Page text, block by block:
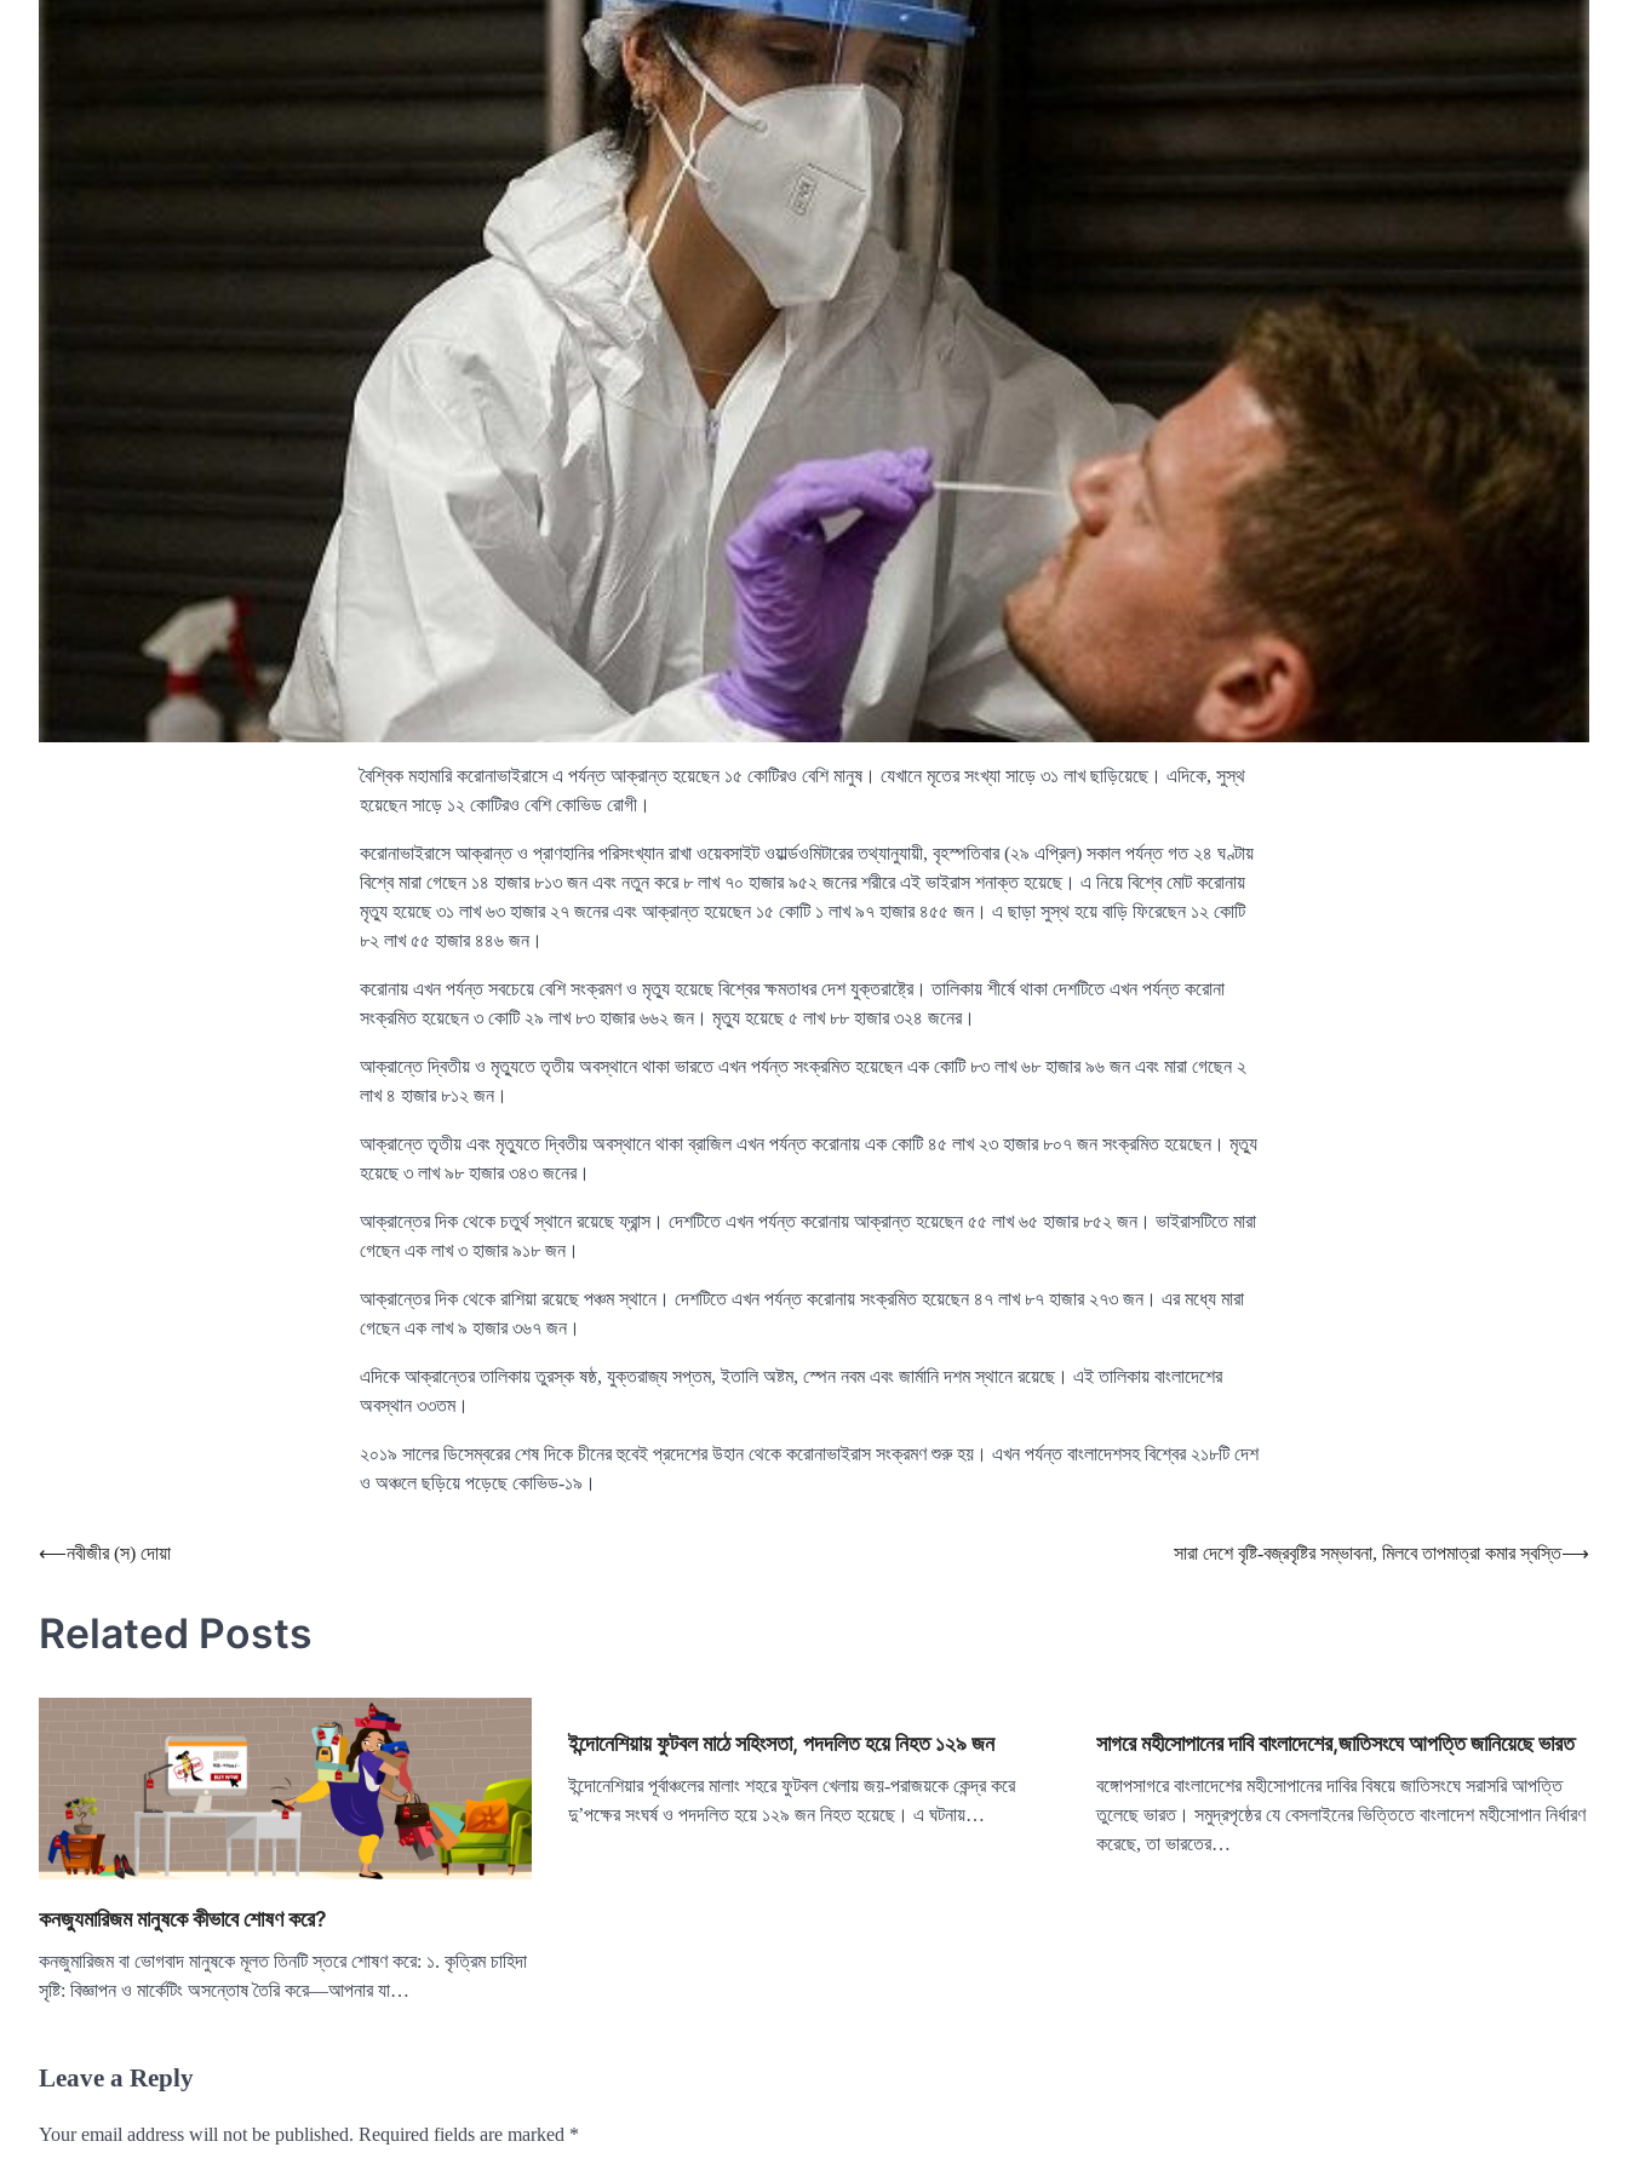
বৈশ্বিক মহামারি করোনাভাইরাসে এ পর্যন্ত আক্রান্ত হয়েছেন ১৫ কোটিরও বেশি মানুষ। যেখানে মৃতের সংখ্যা সাড়ে ৩১ লাখ ছাড়িয়েছে। এদিকে, সুস্থ
হয়েছেন সাড়ে ১২ কোটিরও বেশি কোভিড রোগী।
করোনাভাইরাসে আক্রান্ত ও প্রাণহানির পরিসংখ্যান রাখা ওয়েবসাইট ওয়ার্ল্ডওমিটারের তথ্যানুযায়ী, বৃহস্পতিবার (২৯ এপ্রিল) সকাল পর্যন্ত গত ২৪ ঘণ্টায়
বিশ্বে মারা গেছেন ১৪ হাজার ৮১৩ জন এবং নতুন করে ৮ লাখ ৭০ হাজার ৯৫২ জনের শরীরে এই ভাইরাস শনাক্ত হয়েছে। এ নিয়ে বিশ্বে মোট করোনায়
মৃত্যু হয়েছে ৩১ লাখ ৬৩ হাজার ২৭ জনের এবং আক্রান্ত হয়েছেন ১৫ কোটি ১ লাখ ৯৭ হাজার ৪৫৫ জন। এ ছাড়া সুস্থ হয়ে বাড়ি ফিরেছেন ১২ কোটি
৮২ লাখ ৫৫ হাজার ৪৪৬ জন।
করোনায় এখন পর্যন্ত সবচেয়ে বেশি সংক্রমণ ও মৃত্যু হয়েছে বিশ্বের ক্ষমতাধর দেশ যুক্তরাষ্ট্রে। তালিকায় শীর্ষে থাকা দেশটিতে এখন পর্যন্ত করোনা
সংক্রমিত হয়েছেন ৩ কোটি ২৯ লাখ ৮৩ হাজার ৬৬২ জন। মৃত্যু হয়েছে ৫ লাখ ৮৮ হাজার ৩২৪ জনের।
আক্রান্তে দ্বিতীয় ও মৃত্যুতে তৃতীয় অবস্থানে থাকা ভারতে এখন পর্যন্ত সংক্রমিত হয়েছেন এক কোটি ৮৩ লাখ ৬৮ হাজার ৯৬ জন এবং মারা গেছেন ২
লাখ ৪ হাজার ৮১২ জন।
আক্রান্তে তৃতীয় এবং মৃত্যুতে দ্বিতীয় অবস্থানে থাকা ব্রাজিল এখন পর্যন্ত করোনায় এক কোটি ৪৫ লাখ ২৩ হাজার ৮০৭ জন সংক্রমিত হয়েছেন। মৃত্যু
হয়েছে ৩ লাখ ৯৮ হাজার ৩৪৩ জনের।
আক্রান্তের দিক থেকে চতুর্থ স্থানে রয়েছে ফ্রান্স। দেশটিতে এখন পর্যন্ত করোনায় আক্রান্ত হয়েছেন ৫৫ লাখ ৬৫ হাজার ৮৫২ জন। ভাইরাসটিতে মারা
গেছেন এক লাখ ৩ হাজার ৯১৮ জন।
আক্রান্তের দিক থেকে রাশিয়া রয়েছে পঞ্চম স্থানে। দেশটিতে এখন পর্যন্ত করোনায় সংক্রমিত হয়েছেন ৪৭ লাখ ৮৭ হাজার ২৭৩ জন। এর মধ্যে মারা
গেছেন এক লাখ ৯ হাজার ৩৬৭ জন।
এদিকে আক্রান্তের তালিকায় তুরস্ক ষষ্ঠ, যুক্তরাজ্য সপ্তম, ইতালি অষ্টম, স্পেন নবম এবং জার্মানি দশম স্থানে রয়েছে। এই তালিকায় বাংলাদেশের
অবস্থান ৩৩তম।
২০১৯ সালের ডিসেম্বরের শেষ দিকে চীনের হুবেই প্রদেশের উহান থেকে করোনাভাইরাস সংক্রমণ শুরু হয়। এখন পর্যন্ত বাংলাদেশসহ বিশ্বের ২১৮টি দেশ
ও অঞ্চলে ছড়িয়ে পড়েছে কোভিড-১৯।
Post
⟵নবীজীর (স) দোয়া সারা দেশে বৃষ্টি-বজ্রবৃষ্টির সম্ভাবনা, মিলবে তাপমাত্রা কমার স্বস্তি⟶
Related Posts
কনজ্যুমারিজম মানুষকে কীভাবে শোষণ করে?
কনজুমারিজম বা ভোগবাদ মানুষকে মূলত তিনটি স্তরে শোষণ করে: ১. কৃত্রিম চাহিদা
সৃষ্টি: বিজ্ঞাপন ও মার্কেটিং অসন্তোষ তৈরি করে—আপনার যা…
ইন্দোনেশিয়ায় ফুটবল মাঠে সহিংসতা, পদদলিত হয়ে নিহত ১২৯ জন
ইন্দোনেশিয়ার পূর্বাঞ্চলের মালাং শহরে ফুটবল খেলায় জয়-পরাজয়কে কেন্দ্র করে
দু’পক্ষের সংঘর্ষ ও পদদলিত হয়ে ১২৯ জন নিহত হয়েছে। এ ঘটনায়…
সাগরে মহীসোপানের দাবি বাংলাদেশের,জাতিসংঘে আপত্তি জানিয়েছে ভারত
বঙ্গোপসাগরে বাংলাদেশের মহীসোপানের দাবির বিষয়ে জাতিসংঘে সরাসরি আপত্তি
তুলেছে ভারত। সমুদ্রপৃষ্ঠের যে বেসলাইনের ভিত্তিতে বাংলাদেশ মহীসোপান নির্ধারণ
করেছে, তা ভারতের…
Leave a Reply
Your email address will not be published. Required fields are marked *